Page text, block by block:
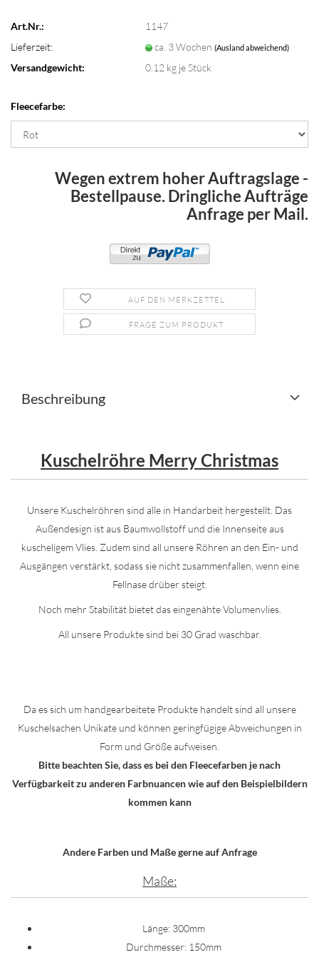
Art.Nr.:
1147
Lieferzeit:
ca. 3 Wochen(Ausland abweichend)
Versandgewicht: 0.12 kg je Stück
Fleecefarbe:
Wegen extrem hoher Auftragslage -
Bestellpause. Dringliche Aufträge
Anfrage per Mail.
AUF DEN MERKZETTEL
FRAGE ZUM PRODUKT
Beschreibung
Kuschelröhre Merry Christmas
Unsere Kuschelröhren sind alle in Handarbeit hergestellt. Das
Außendesign ist aus Baumwollstoff und die Innenseite aus
kuscheligem Vlies. Zudem sind all unsere Röhren an den Ein- und
Ausgängen verstärkt, sodass sie nicht zusammenfallen, wenn eine
Fellnase drüber steigt.
Noch mehr Stabilität bietet das eingenähte Volumenvlies.
All unsere Produkte sind bei 30 Grad waschbar.
Da es sich um handgearbeitete Produkte handelt sind all unsere
Kuschelsachen Unikate und können geringfügige Abweichungen in
Form und Größe aufweisen.
Bitte beachten Sie, dass es bei den Fleecefarben je nach
Verfügbarkeit zu anderen Farbnuancen wie auf den Beispielbildern
kommen kann
Andere Farben und Maße gerne auf Anfrage
Maße:
Länge: 300mm
Durchmesser: 150mm